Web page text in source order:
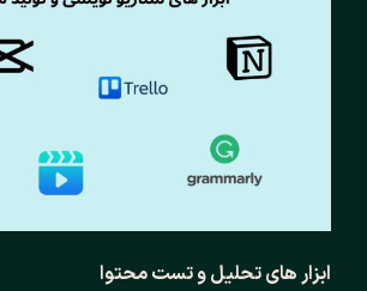
ابزار های تحلیل و تست محتوا